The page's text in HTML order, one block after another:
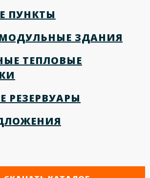
ПУНКТЫ
ЗДАНИЯ
ТЕПЛОВЫЕ
РЕЗЕРВУАРЫ